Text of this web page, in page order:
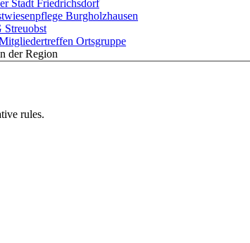
Stadt Friedrichsdorf
Burgholzhausen
Streuobst
Ortsgruppe
der Region